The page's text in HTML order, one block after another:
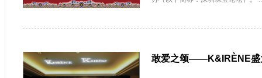
敢爱之颂——K&IRÈNE盛